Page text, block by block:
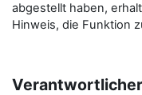
abgestellt haben,
Hinweis, die Funktion
Verantwortlicher